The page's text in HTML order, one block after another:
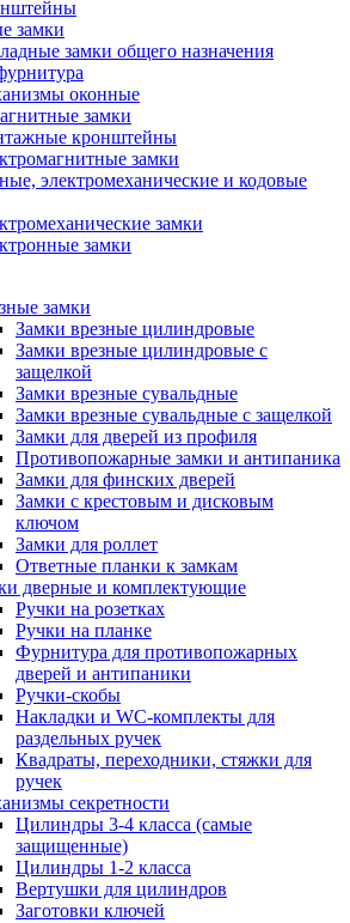
замки
замки общего назначения
оконные
замки
кронштейны
замки
электромеханические и кодовые
замки
замки
замки
Замки врезные цилиндровые
Замки врезные цилиндровые с
защелкой
Замки врезные сувальдные
Замки врезные сувальдные с защелкой
Замки для дверей из профиля
Противопожарные замки и антипаника
Замки для финских дверей
Замки с крестовым и дисковым
ключом
Замки для роллет
Ответные планки к замкам
дверные и комплектующие
Ручки на розетках
Ручки на планке
Фурнитура для противопожарных
дверей и антипаники
Ручки-скобы
Накладки и WC-комплекты для
раздельных ручек
Квадраты, переходники, стяжки для
ручек
секретности
Цилиндры 3-4 класса (самые
защищенные)
Цилиндры 1-2 класса
Вертушки для цилиндров
Заготовки ключей